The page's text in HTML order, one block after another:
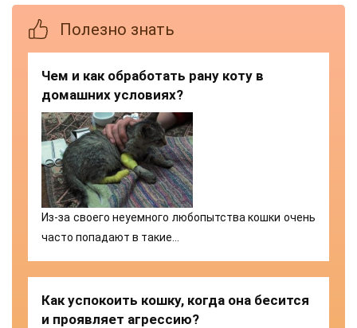
Полезно знать
Чем и как обработать рану коту в
домашних условиях?
Из-за своего неуемного любопытства кошки очень
часто попадают в такие…
Как успокоить кошку, когда она бесится
и проявляет агрессию?